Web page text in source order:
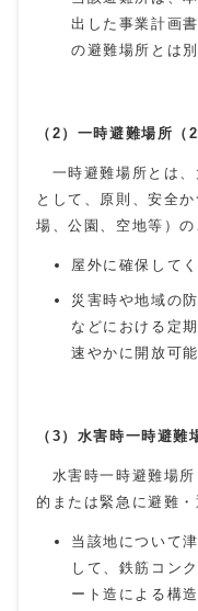
出した事業計画
の避難場所とは
（2）一時避難場所（
一時避難場所とは、
として、原則、安全
場、公園、空地等）の
屋外に確保してく
災害時や地域の
などにおける定
速やかに開放可
（3）水害時一時避難
水害時一時避難場所
的または緊急に避難
当該地について
して、鉄筋コン
ート造による構